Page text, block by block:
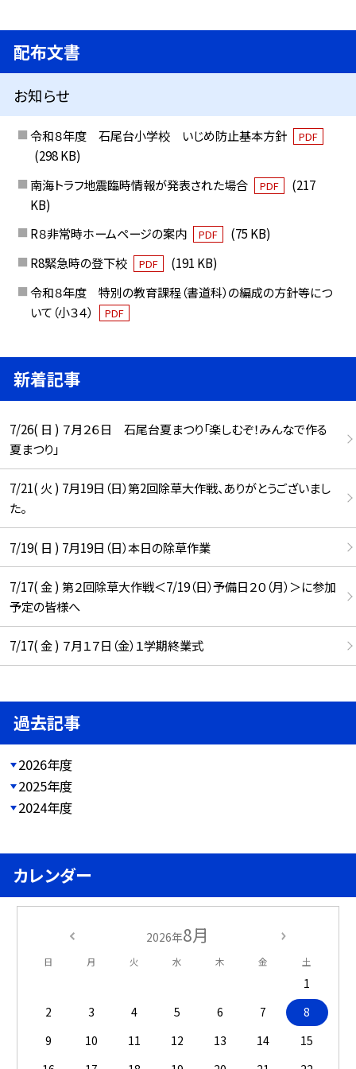
配布文書
お知らせ
令和８年度 石尾台小学校 いじめ防止基本方針 PDF
(298 KB)
南海トラフ地震臨時情報が発表された場合
PDF
(217
KB)
R８非常時ホームページの案内
PDF
(75 KB)
R8緊急時の登下校
PDF
(191 KB)
令和８年度 特別の教育課程（書道科）の編成の方針等につ
いて（小３４）
PDF
新着記事
7/26( 日 ) ７月２６日 石尾台夏まつり「楽しむぞ！みんなで作る
夏まつり」
7/21( 火 ) 7月19日（日）第2回除草大作戦、ありがとうございまし
た。
7/19( 日 ) 7月19日（日）本日の除草作業
7/17( 金 ) 第２回除草大作戦＜7/19（日）予備日２０（月）＞に参加
予定の皆様へ
7/17( 金 ) ７月１７日（金）１学期終業式
過去記事
2026年度
2025年度
2024年度
カレンダー
2026年8月
日 月 火 水 木 金 土
1
2
3 4 5 6 7
8
9
10 11 12 13 14
15